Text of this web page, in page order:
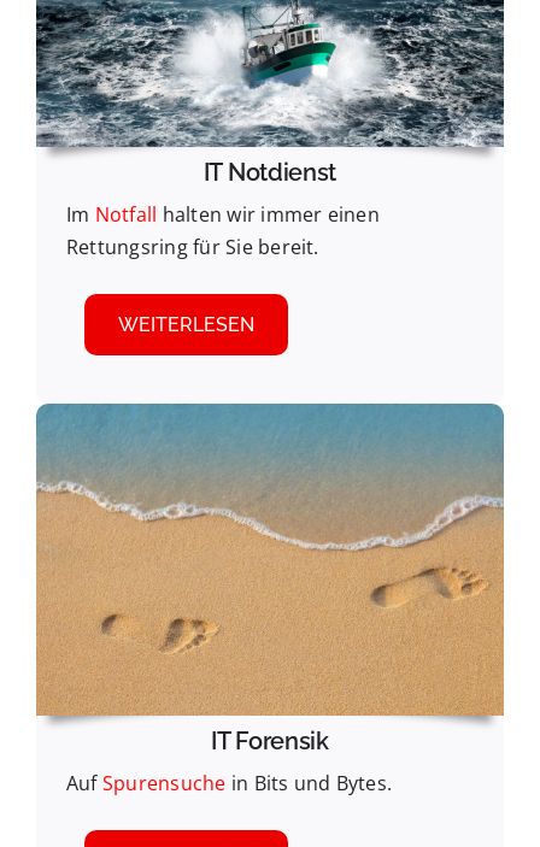
IT Notdienst
Im Notfall halten wir immer einen
Rettungsring für Sie bereit.
WEITERLESEN
IT Forensik
AufSpurensuche in Bits und Bytes.